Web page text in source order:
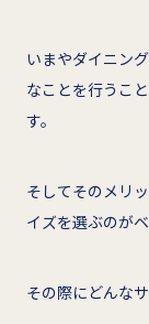
いまやダイニン
なことを行うこ
す。
そしてそのメリ
イズを選ぶのが
その際にどんな